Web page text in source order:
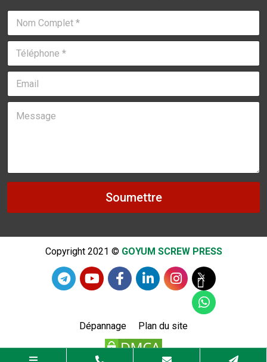
N
m
m
l
e
T
l
h
E
a
M
e
*
Soumettre
Copyright 2021 © GOYUM SCREW PRESS
Dépannage Plan du site